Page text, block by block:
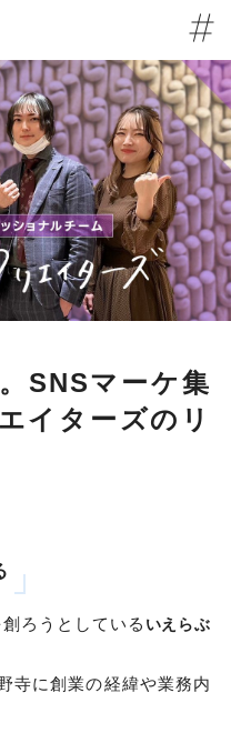
SNSマーケ集
イターズのリ
ろうとしている いえらぶ
寺に創業の経緯や業務内